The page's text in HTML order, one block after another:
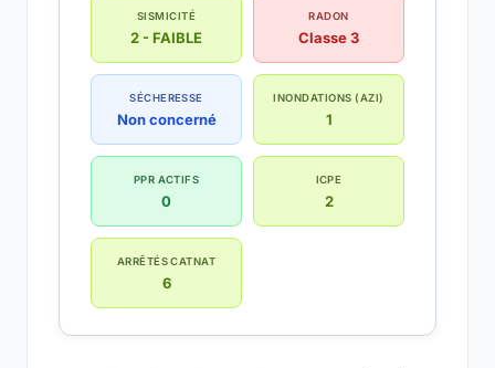
SISMICITÉ
2 - FAIBLE
RADON
Classe 3
SÉCHERESSE
Non concerné
INONDATIONS (AZI)
1
PPR ACTIFS
0
ICPE
2
ARRÊTÉS CATNAT
6